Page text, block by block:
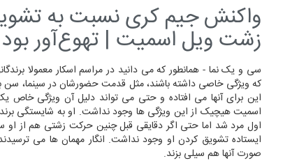
واکنش جیم کری نسبت به
زشت ویل اسمیت | تهوع‌آور بود
سی و یک نما - همانطور که می دانید در مراسم اسکار معمولا
که ویژگی خاصی داشته باشند، مثل قدمت حضورشان در سینما، سن
این برای آنها می افتاده و حتی می تواند دلیل آن ویژگی خاص
اسمیت هیچیک از این ویژگی ها وجود نداشت. او به شایستگی
اول مرد شد اما حتی اگر دقایقی قبل چنین حرکت زشتی هم از او سر
ایستاده تشویق کردن او وجود نداشت. انگار مهمان ها می
صورت آنها هم سیلی بزند.